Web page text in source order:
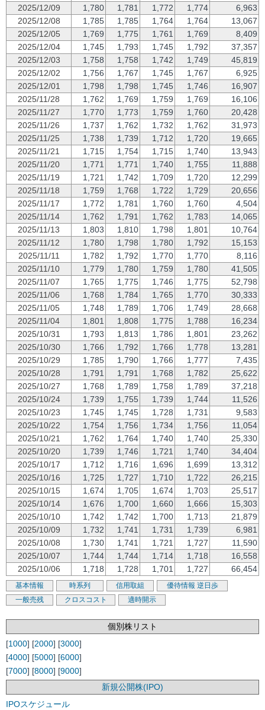
2025/12/09
1,780 1,781 1,772 1,774
6,963
2025/12/08
1,785 1,785 1,764 1,764
13,067
2025/12/05
1,769 1,775 1,761 1,769
8,409
2025/12/04
1,745 1,793 1,745 1,792
37,357
2025/12/03
1,758 1,758 1,742 1,749
45,819
2025/12/02
1,756 1,767 1,745 1,767
6,925
2025/12/01
1,798 1,798 1,745 1,746
16,907
2025/11/28
1,762 1,769 1,759 1,769
16,106
2025/11/27
1,770 1,773 1,759 1,760
20,428
2025/11/26
1,737 1,762 1,732 1,762
31,973
2025/11/25
1,738 1,739 1,712 1,720
19,665
2025/11/21
1,715 1,754 1,715 1,740
13,943
2025/11/20
1,771 1,771 1,740 1,755
11,888
2025/11/19
1,721 1,742 1,709 1,720
12,299
2025/11/18
1,759 1,768 1,722 1,729
20,656
2025/11/17
1,772 1,781 1,760 1,760
4,504
2025/11/14
1,762 1,791 1,762 1,783
14,065
2025/11/13
1,803 1,810 1,798 1,801
10,764
2025/11/12
1,780 1,798 1,780 1,792
15,153
2025/11/11
1,782 1,792 1,770 1,770
8,116
2025/11/10
1,779 1,780 1,759 1,780
41,505
2025/11/07
1,765 1,775 1,746 1,775
52,798
2025/11/06
1,768 1,784 1,765 1,770
30,333
2025/11/05
1,748 1,789 1,706 1,749
28,668
2025/11/04
1,801 1,808 1,775 1,788
16,234
2025/10/31
1,793 1,813 1,786 1,801
23,262
2025/10/30
1,766 1,792 1,766 1,778
13,281
2025/10/29
1,785 1,790 1,766 1,777
7,435
2025/10/28
1,791 1,791 1,768 1,782
25,622
2025/10/27
1,768 1,789 1,758 1,789
37,218
2025/10/24
1,739 1,755 1,739 1,744
11,526
2025/10/23
1,745 1,745 1,728 1,731
9,583
2025/10/22
1,754 1,756 1,734 1,756
11,054
2025/10/21
1,762 1,764 1,740 1,740
25,330
2025/10/20
1,739 1,746 1,721 1,740
34,404
2025/10/17
1,712 1,716 1,696 1,699
13,312
2025/10/16
1,725 1,727 1,710 1,722
26,215
2025/10/15
1,674 1,705 1,674 1,703
25,517
2025/10/14
1,676 1,700 1,660 1,666
15,303
2025/10/10
1,742 1,742 1,700 1,713
21,879
2025/10/09
1,732 1,741 1,731 1,739
6,981
2025/10/08
1,730 1,741 1,721 1,727
11,590
2025/10/07
1,744 1,744 1,714 1,718
16,558
2025/10/06
1,718 1,728 1,701 1,727 66,454
基本情報 時系列 信用取組 優待情報 逆日歩
一般売残
クロスコスト 適時開示
個別株リスト
[1000] [2000] [3000]
[4000] [5000] [6000]
[7000] [8000] [9000]
新規公開株(IPO)
IPOスケジュール